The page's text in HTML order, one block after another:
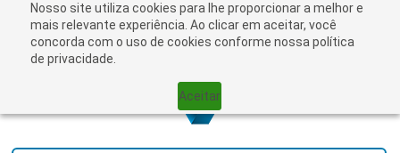
Nosso site utiliza cookies para lhe proporcionar a melhor e
mais relevante experiência. Ao clicar em aceitar, você
concorda com o uso de cookies conforme nossa política
de privacidade.
Aceitar